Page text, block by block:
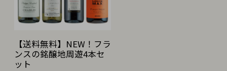
【送料無料】NEW！フラ
ンスの銘醸地周遊4本セ
ット